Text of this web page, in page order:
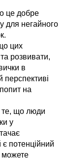
це добре
для негайного
цих
та розвивати,
в
перспективі
на
те, що люди
у
потенційний
можете